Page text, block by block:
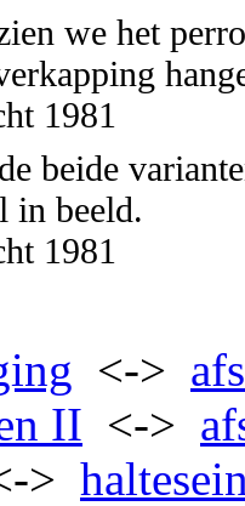
we het
1981
beide
in beeld.
1981
<->
II <->
>